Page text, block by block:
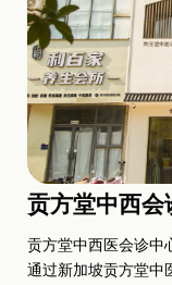
贡方堂中西会
贡方堂中西医会诊中
通过新加坡贡方堂中